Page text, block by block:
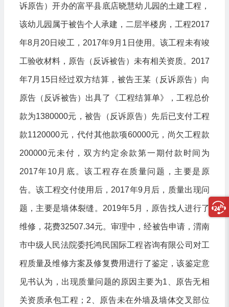
诉原告）开办的富平县底店晓慧幼儿园的土建工程，
该幼儿园属于被告个人承建，二层半楼房，工程2017
年8月20日竣工，2017年9月1日使用。该工程未有竣
工验收材料，原告（反诉被告）未有相关资质。2017
年7月15日经过双方结算，被告王某（反诉原告）向
原告（反诉被告）出具了《工程结算单》，工程总价
款为1380000元，被告（反诉原告）先后已支付工程
款1120000元，代付其他款项60000元，尚欠工程款
200000元未付，双方约定余款第一期付款时间为
2017年10月底。该工程存在质量问题，主要是原
告。该工程交付使用后，2017年9月后，质量出现问
题，主要是墙体裂缝。2019年5月，原告找人进行了
维修，花费32507.34元。审理中，经被告申请，渭南
市中级人民法院委托鸿民国际工程咨询有限公司对工
程质量及维修方案及修复费用进行了鉴定，该鉴定意
见书认为，出现质量问题的原因主要为1、原告无相
关资质承包工程；2、原告未在外墙及墙体交叉部位